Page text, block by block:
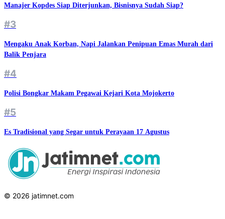
Manajer Kopdes Siap Diterjunkan, Bisnisnya Sudah Siap?
#3
Mengaku Anak Korban, Napi Jalankan Penipuan Emas Murah dari
Balik Penjara
#4
Polisi Bongkar Makam Pegawai Kejari Kota Mojokerto
#5
Es Tradisional yang Segar untuk Perayaan 17 Agustus
© 2026 jatimnet.com